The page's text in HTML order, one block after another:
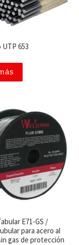
653
E71-GS /
para acero al
gas de protección